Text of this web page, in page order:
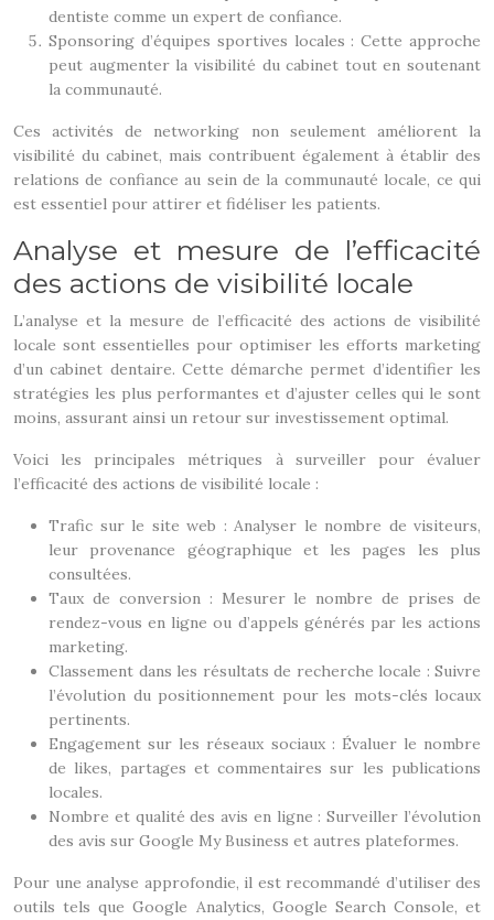
dentiste comme un expert de confiance.
Sponsoring d’équipes sportives locales : Cette approche
peut augmenter la visibilité du cabinet tout en soutenant
la communauté.
Ces activités de networking non seulement améliorent la
visibilité du cabinet, mais contribuent également à établir des
relations de confiance au sein de la communauté locale, ce qui
est essentiel pour attirer et fidéliser les patients.
Analyse et mesure de l’efficacité
des actions de visibilité locale
L’analyse et la mesure de l’efficacité des actions de visibilité
locale sont essentielles pour optimiser les efforts marketing
d’un cabinet dentaire. Cette démarche permet d’identifier les
stratégies les plus performantes et d’ajuster celles qui le sont
moins, assurant ainsi un retour sur investissement optimal.
Voici les principales métriques à surveiller pour évaluer
l’efficacité des actions de visibilité locale :
Trafic sur le site web : Analyser le nombre de visiteurs,
leur provenance géographique et les pages les plus
consultées.
Taux de conversion : Mesurer le nombre de prises de
rendez-vous en ligne ou d’appels générés par les actions
marketing.
Classement dans les résultats de recherche locale : Suivre
l’évolution du positionnement pour les mots-clés locaux
pertinents.
Engagement sur les réseaux sociaux : Évaluer le nombre
de likes, partages et commentaires sur les publications
locales.
Nombre et qualité des avis en ligne : Surveiller l’évolution
des avis sur Google My Business et autres plateformes.
Pour une analyse approfondie, il est recommandé d’utiliser des
outils tels que Google Analytics, Google Search Console, et